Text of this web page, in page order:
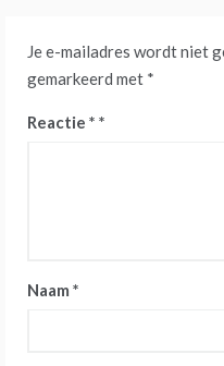
Je e-mailadres wordt niet
gemarkeerd met *
Reactie *
Naam *